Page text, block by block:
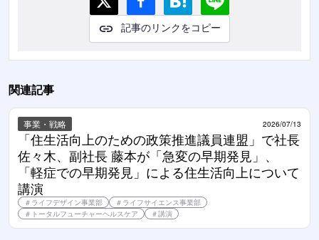
記事のリンクをコピー
関連記事
事業・戦略 2026/07/13
「住生活向上のための政策推進議員連盟」で社長
佐々木、副社長 藤本が「急変の早期発見」、
「軽症での早期発見」による住生活向上について
講演
＃ ライフデザイン事業部 ＃ ライフサイエンス事業部
＃ トータルフューチャーヘルスケア ＃講演